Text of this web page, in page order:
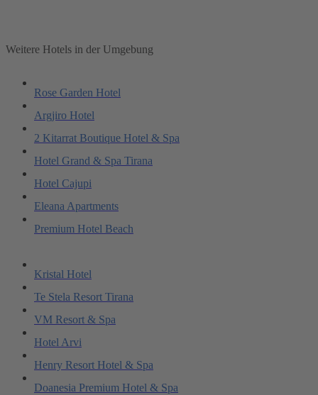
Weitere Hotels in der Umgebung
Rose Garden Hotel
Argjiro Hotel
2 Kitarrat Boutique Hotel & Spa
Hotel Grand & Spa Tirana
Hotel Cajupi
Eleana Apartments
Premium Hotel Beach
Kristal Hotel
Te Stela Resort Tirana
VM Resort & Spa
Hotel Arvi
Henry Resort Hotel & Spa
Doanesia Premium Hotel & Spa